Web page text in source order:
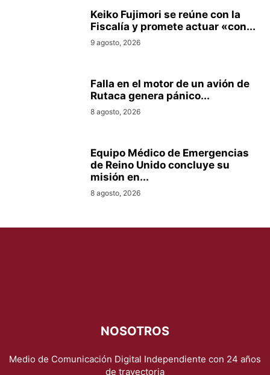
Keiko Fujimori se reúne con la
Fiscalía y promete actuar «con...
9 agosto, 2026
Falla en el motor de un avión de
Rutaca genera pánico...
8 agosto, 2026
Equipo Médico de Emergencias
de Reino Unido concluye su
misión en...
8 agosto, 2026
NOSOTROS
Medio de Comunicación Digital Independiente con 24 años
de trayectoria